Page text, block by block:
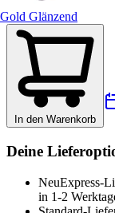
Gold Glänzend
In den Warenkorb
Deine
NeuExpress-
in 1-2